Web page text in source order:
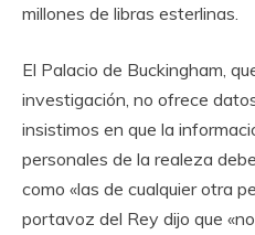
millones de libras esterlinas.
El Palacio de Buckingham,
investigación, no ofrece
insistimos en que la
personales de la realeza
como «las de cualquier otra
portavoz del Rey dijo que